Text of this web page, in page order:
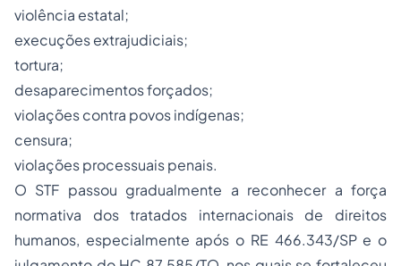
violência estatal;
execuções extrajudiciais;
tortura;
desaparecimentos forçados;
violações contra povos indígenas;
censura;
violações processuais penais.
O STF passou gradualmente a reconhecer a força
normativa dos tratados internacionais de direitos
humanos, especialmente após o RE 466.343/SP e o